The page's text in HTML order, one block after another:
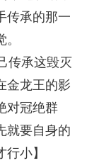
传承的那一
传承这毁灭
金龙王的影
对冠绝群
就要自身的
小】